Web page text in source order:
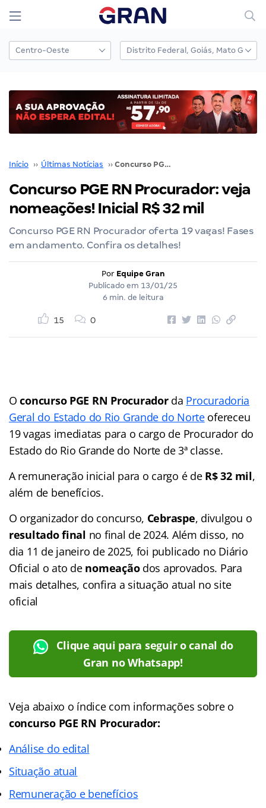
Início ›› Últimas Notícias ›› Concurso PGE RN Procurador: veja nomeações! Inicial R$ 32 mil
Concurso PGE RN Procurador: veja
nomeações! Inicial R$ 32 mil
Concurso PGE RN Procurador oferta 19 vagas! Fases
em andamento. Confira os detalhes!
Por Equipe Gran
Publicado em 13/01/25
6 min. de leitura
15 0
Oconcurso PGE RN Procurador da Procuradoria
Geral do Estado do Rio Grande do Norteofereceu
19 vagas imediatas para o cargo de Procurador do
Estado do Rio Grande do Norte de 3ª classe.
A remuneração inicial para o cargo é de R$ 32 mil,
além de benefícios.
O organizador do concurso, Cebraspe, divulgou o
resultado final no final de 2024. Além disso, no
dia 11 de janeiro de 2025, foi publicado no Diário
Oficial o ato de nomeaçãodos aprovados. Para
mais detalhes, confira a situação atual no site
oficial
Clique aqui para seguir o canal do
Gran no Whatsapp!
Veja abaixo o índice com informações sobre o
concurso PGE RN Procurador:
Análise do edital
Situação atual
Remuneração e benefícios